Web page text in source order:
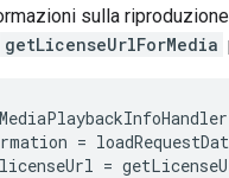
sulla
getLicenseUrlForMedia
=
licenseUrl =